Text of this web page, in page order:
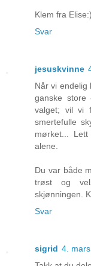
Klem fra Elise:)
Svar
jesuskvinne
Når vi endelig
ganske
valget; vil vi
smertefulle
mørket...
alene.
Du var både
trøst og
skjønningen.
Svar
sigrid 4.